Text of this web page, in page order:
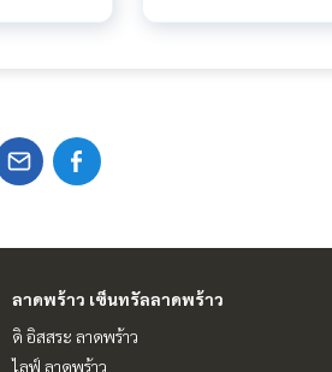
Services
Services
ากขายที่ดิน
ลาดพร้าว เซ็นทรัลลาดพร้าว
ดิ อิสสระ ลาดพร้าว
ไลฟ์ ลาดพร้าว